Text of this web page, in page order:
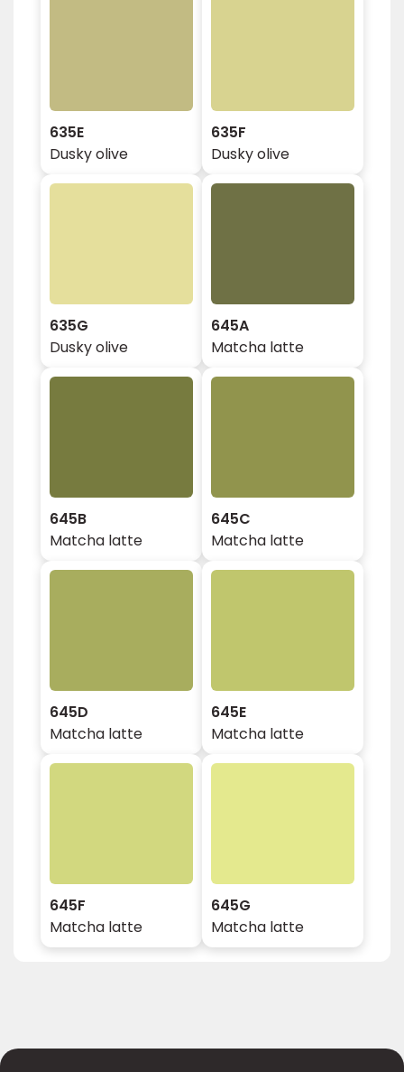
635E
Dusky olive
635F
Dusky olive
635G
Dusky olive
645A
Matcha latte
645B
Matcha latte
645C
Matcha latte
645D
Matcha latte
645E
Matcha latte
645F
Matcha latte
645G
Matcha latte